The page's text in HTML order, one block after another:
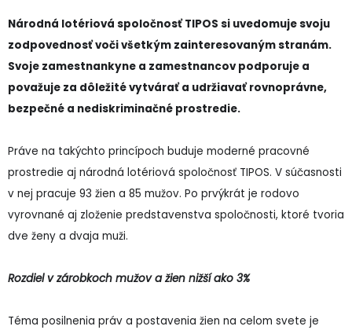
Národná lotériová spoločnosť TIPOS si uvedomuje svoju
zodpovednosť voči všetkým zainteresovaným stranám.
Svoje zamestnankyne a zamestnancov podporuje a
považuje za dôležité vytvárať a udržiavať rovnoprávne,
bezpečné a nediskriminačné prostredie.
Práve na takýchto princípoch buduje moderné pracovné
prostredie aj národná lotériová spoločnosť TIPOS. V súčasnosti
v nej pracuje 93 žien a 85 mužov. Po prvýkrát je rodovo
vyrovnané aj zloženie predstavenstva spoločnosti, ktoré tvoria
dve ženy a dvaja muži.
Rozdiel v zárobkoch mužov a žien nižší ako 3%
Téma posilnenia práv a postavenia žien na celom svete je